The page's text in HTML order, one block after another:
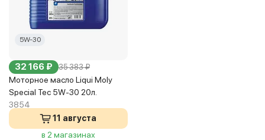
5W-30
32 166 ₽ 35 383 ₽
Моторное масло Liqui Moly
Special Tec 5W-30 20л.
3854
11 августа
в 2 магазинах